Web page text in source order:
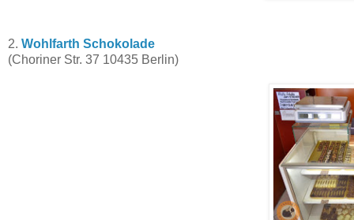
2. Wohlfarth Schokolade
(Choriner Str. 37 10435 Berlin)